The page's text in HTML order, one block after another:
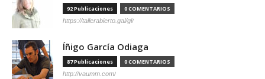
92 Publicaciones 0 COMENTARIOS
https://tallerabierto.gal/gl/
Íñigo García Odiaga
87 Publicaciones 0 COMENTARIOS
http://vaumm.com/